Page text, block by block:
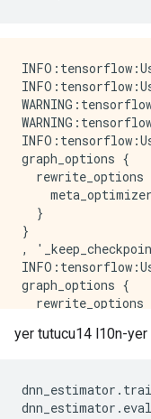
{'accuracy':
'auc':
'average_loss':
'label/mean':
'loss':
'precision':
'recall':
graph_options {
rewrite_options
  }
}
,
graph_options {
rewrite_options
  }
yer tutucu14 l10n-yer
dnn_estimator .
dnn_estimator .